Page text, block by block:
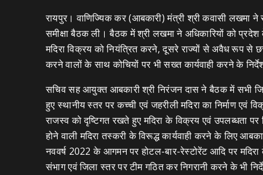
रायपुर। वाणिज्यिक कर (आबकारी) मंत्री श्री कवासी लखमा
समीक्षा बैठक ली। बैठक में श्री लखमा ने अधिकारियों को प्रदेश
मदिरा विक्रय को नियंत्रित करने, दूसरे राज्यों से अवैध रूप से
करने वालों के साथ कोचियों पर भी सख्त कार्यवाही करने के
सचिव सह आयुक्त आबकारी श्री निरंजन दास ने बैठक में सभी
हुए स्थानीय स्तर पर कच्ची एवं जहरीली मदिरा का निर्माण
राजस्व को दृष्टिगत रखते हुए मदिरा के विक्रय एवं उपलब्धता पर
होने वाली मदिरा तस्करी के विरूद्ध कार्यवाही करने के लिए
नववर्ष 2022 के आगमन पर होटल-बार-रेस्टोरेंट आदि पर
संभाग एवं जिला स्तर पर टीम गठित कर निगरानी करने के भी